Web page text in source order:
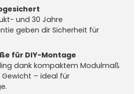
und 30 Jahre
geben dir Sicherheit für
für DIY-Montage
dank kompaktem Modulmaß
– ideal für